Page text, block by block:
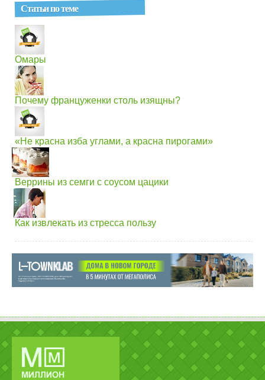
Статьи по теме
Омары
Почему француженки столь изящны?
«Не красна изба углами, а красна пирогами»
Веррины из семги с соусом цацики
Как извлекать из стресса пользу